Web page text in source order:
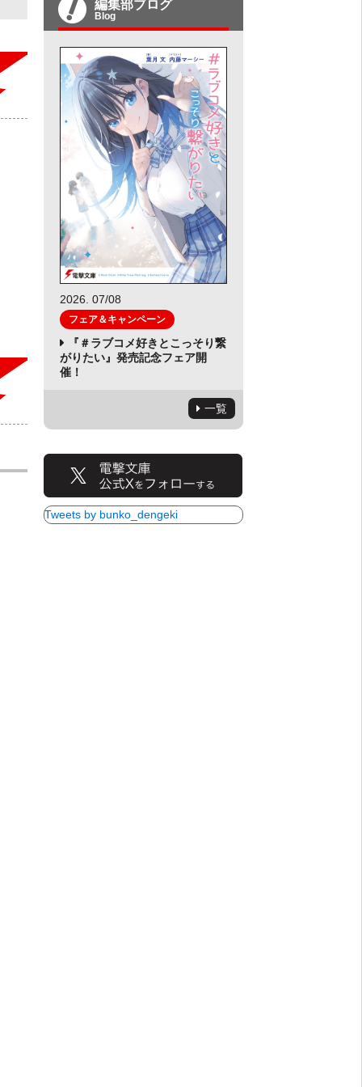
編集部ブログ
Blog
2026. 07/08
フェア＆キャンペーン
『＃ラブコメ好きとこっそり繋
がりたい』発売記念フェア開
催！
一覧
Tweets by bunko_dengeki